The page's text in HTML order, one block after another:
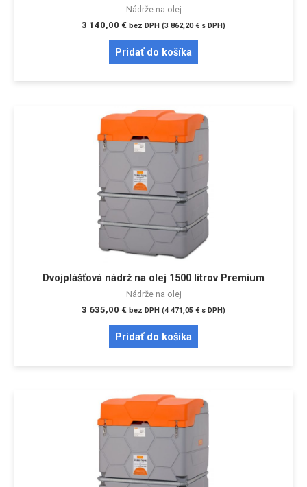
Nádrže na olej
3 140,00 € bez DPH (3 862,20€ s DPH)
Pridať do košíka
Dvojplášťová nádrž na olej 1500 litrov Premium
Nádrže na olej
3 635,00 € bez DPH (4 471,05 € s DPH)
Pridať do košíka